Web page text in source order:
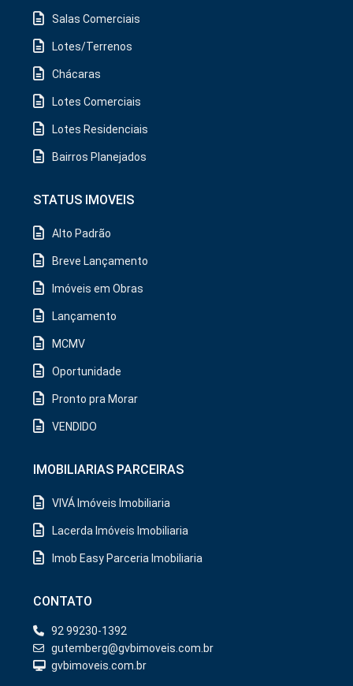
Salas Comerciais
Lotes/Terrenos
Chácaras
Lotes Comerciais
Lotes Residenciais
Bairros Planejados
STATUS IMOVEIS
Alto Padrão
Breve Lançamento
Imóveis em Obras
Lançamento
MCMV
Oportunidade
Pronto pra Morar
VENDIDO
IMOBILIARIAS PARCEIRAS
VIVÁ Imóveis Imobiliaria
Lacerda Imóveis Imobiliaria
Imob Easy Parceria Imobiliaria
CONTATO
92 99230-1392
gutemberg@gvbimoveis.com.br
gvbimoveis.com.br